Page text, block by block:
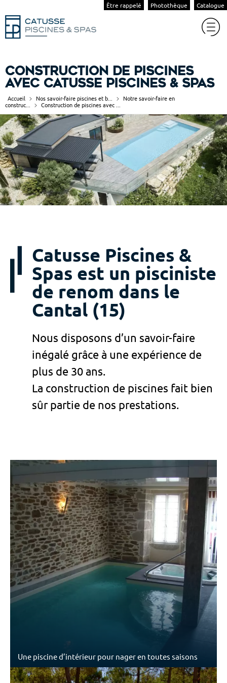
Être rappelé Photothèque Catalogue
Construction de piscines
avec Catusse Piscines & Spas
Accueil Nos savoir-faire piscines et b...
Notre savoir-faire en
construc...
Construction de piscines avec ...
Catusse Piscines &
Spas est un pisciniste
de renom dans le
Cantal (15)
Nous disposons d’un savoir-faire
inégalé grâce à une expérience de
plus de 30 ans.
La construction de piscines fait bien
sûr partie de nos prestations.
Une piscine d’intérieur pour nager en toutes saisons